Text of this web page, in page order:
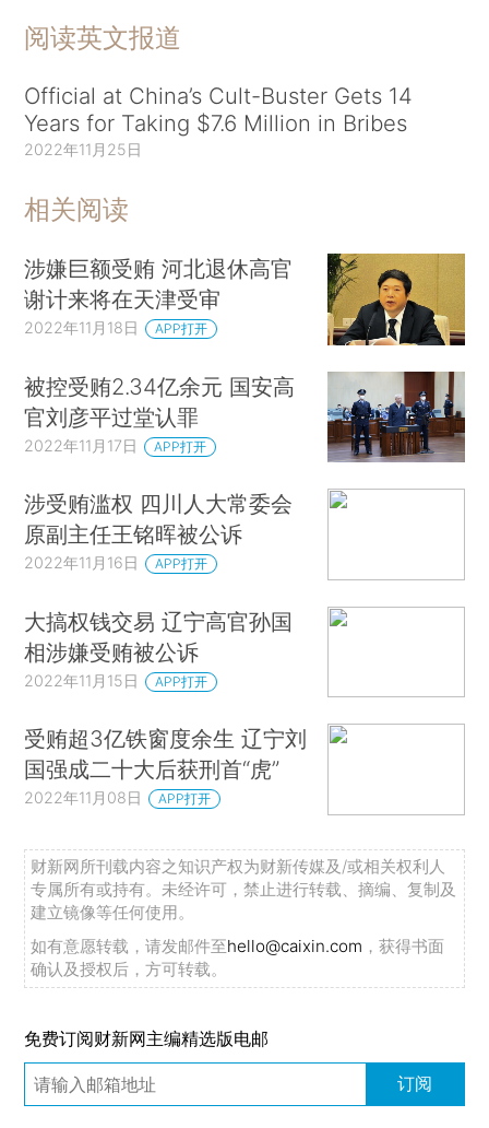
阅读英文报道
Official at China’s Cult-Buster Gets 14
Years for Taking $7.6 Million in Bribes
2022年11月25日
相关阅读
涉嫌巨额受贿 河北退休高官
谢计来将在天津受审
2022年11月18日 APP打开
被控受贿2.34亿余元 国安高
官刘彦平过堂认罪
2022年11月17日 APP打开
涉受贿滥权 四川人大常委会
原副主任王铭晖被公诉
2022年11月16日 APP打开
大搞权钱交易 辽宁高官孙国
相涉嫌受贿被公诉
2022年11月15日 APP打开
受贿超3亿铁窗度余生 辽宁刘
国强成二十大后获刑首“虎”
2022年11月08日 APP打开
财新网所刊载内容之知识产权为财新传媒及/或相关权利人
专属所有或持有。未经许可，禁止进行转载、摘编、复制及
建立镜像等任何使用。
如有意愿转载，请发邮件至hello@caixin.com ，获得书面
确认及授权后，方可转载。
免费订阅财新网主编精选版电邮
订阅